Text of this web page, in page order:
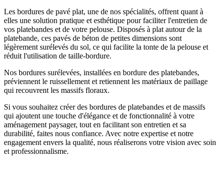
Les bordures de pavé plat, une de nos spécialités, offrent quant à
elles une solution pratique et esthétique pour faciliter l'entretien de
vos platebandes et de votre pelouse. Disposés à plat autour de la
platebande, ces pavés de béton de petites dimensions sont
légèrement surélevés du sol, ce qui facilite la tonte de la pelouse et
réduit l'utilisation de taille-bordure.
Nos bordures surélevées, installées en bordure des platebandes,
préviennent le ruissellement et retiennent les matériaux de paillage
qui recouvrent les massifs floraux.
Si vous souhaitez créer des bordures de platebandes et de massifs
qui ajoutent une touche d'élégance et de fonctionnalité à votre
aménagement paysager, tout en facilitant son entretien et sa
durabilité, faites nous confiance. Avec notre expertise et notre
engagement envers la qualité, nous réaliserons votre vision avec soin
et professionnalisme.